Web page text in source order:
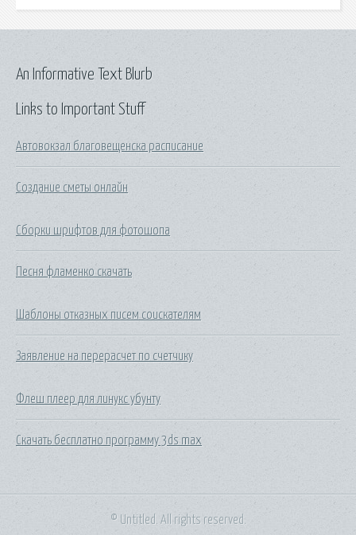
Links to Important Stuff
Автовокзал благовещенска расписание
Создание сметы онлайн
Сборки шрифтов для фотошопа
Песня фламенко скачать
Шаблоны отказных писем соискателям
Заявление на перерасчет по счетчику
Флеш плеер для линукс убунту
Скачать бесплатно программу 3ds max
An Informative Text Blurb
© Untitled. All rights reserved.